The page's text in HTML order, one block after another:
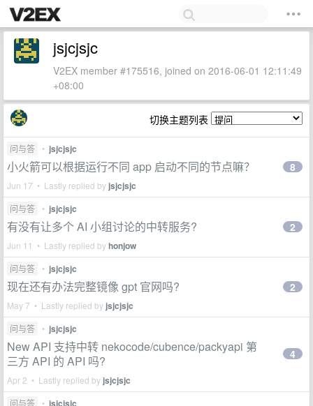
jsjcjsjc
V2EX member #175516, joined on 2016-06-01 12:11:49
+08:00
切换主题列表
问与答 • jsjcjsjc
小火箭可以根据运行不同 app 启动不同的节点嘛？
Jun 17 • Lastly replied by jsjcjsjc
8
问与答 • jsjcjsjc
有没有让多个 AI 小组讨论的中转服务?
Jun 11 • Lastly replied byhonjow
2
问与答 • jsjcjsjc
现在还有办法完整镜像 gpt 官网吗?
May 7 • Lastly replied by jsjcjsjc
2
问与答 • jsjcjsjc
New API 支持中转 nekocode/cubence/packyapi 第
三方 API 的 API 吗?
Apr 2 • Lastly replied by jsjcjsjc
4
问与答 • jsjcjsjc